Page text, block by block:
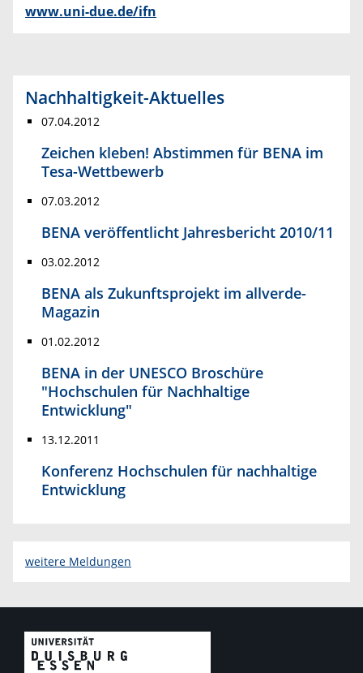
www.uni-due.de/ifn
Nachhaltigkeit-Aktuelles
07.04.2012
Zeichen kleben! Abstimmen für BENA im
Tesa-Wettbewerb
07.03.2012
BENA veröffentlicht Jahresbericht 2010/11
03.02.2012
BENA als Zukunftsprojekt im allverde-
Magazin
01.02.2012
BENA in der UNESCO Broschüre
"Hochschulen für Nachhaltige
Entwicklung"
13.12.2011
Konferenz Hochschulen für nachhaltige
Entwicklung
weitere Meldungen